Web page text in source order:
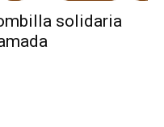
solidaria